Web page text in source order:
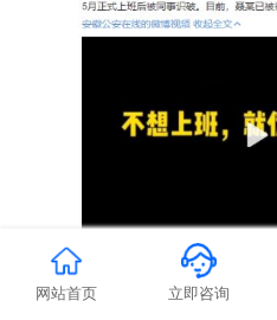
标签： 配置流媒体 国
网站首页 立即咨询